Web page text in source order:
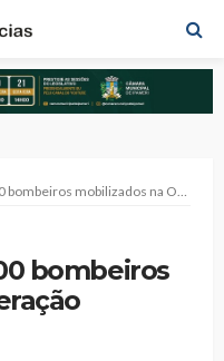
mobilizados na Operação Carnaval 2026
bombeiros